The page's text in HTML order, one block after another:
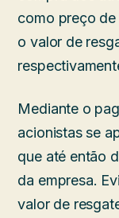
como preço
o valor de
Mediante o
acionistas se
que até então
da empresa.
valor de